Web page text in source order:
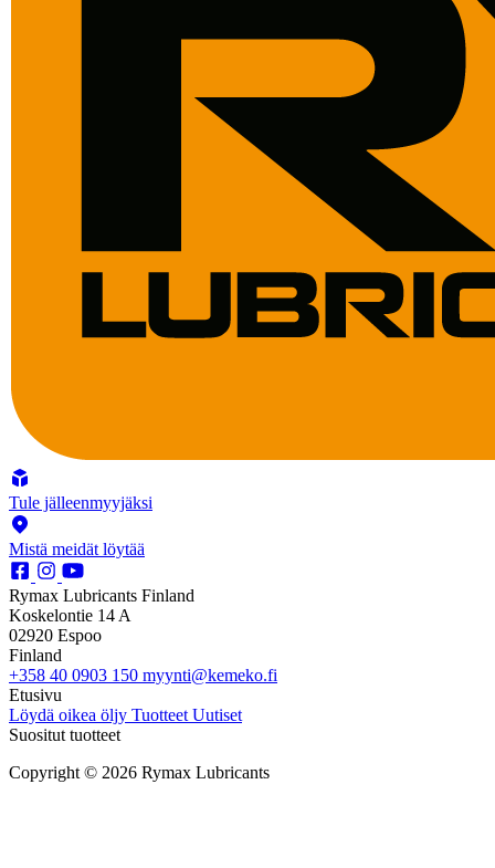
Tule jälleenmyyjäksi
Mistä meidät löytää
Rymax Lubricants Finland
Koskelontie 14 A
02920 Espoo
Finland
+358 40 0903 150 myynti@kemeko.fi
Etusivu
Löydä oikea öljy Tuotteet Uutiset
Suositut tuotteet
Copyright © 2026 Rymax Lubricants